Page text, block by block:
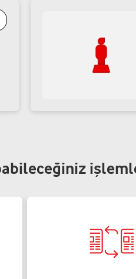
Ekin İletişim -
Rafet Paşa Mah.
02324624100
Mercan İletişim -
02322537525